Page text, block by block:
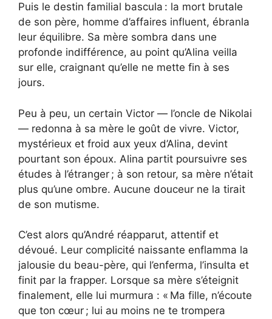
Puis le destin familial bascula : la mort brutale
de son père, homme d’affaires influent, ébranla
leur équilibre. Sa mère sombra dans une
profonde indifférence, au point qu’Alina veilla
sur elle, craignant qu’elle ne mette fin à ses
jours.
Peu à peu, un certain Victor — l’oncle de Nikolai
— redonna à sa mère le goût de vivre. Victor,
mystérieux et froid aux yeux d’Alina, devint
pourtant son époux. Alina partit poursuivre ses
études à l’étranger ; à son retour, sa mère n’était
plus qu’une ombre. Aucune douceur ne la tirait
de son mutisme.
C’est alors qu’André réapparut, attentif et
dévoué. Leur complicité naissante enflamma la
jalousie du beau-père, qui l’enferma, l’insulta et
finit par la frapper. Lorsque sa mère s’éteignit
finalement, elle lui murmura : « Ma fille, n’écoute
que ton cœur ; lui au moins ne te trompera